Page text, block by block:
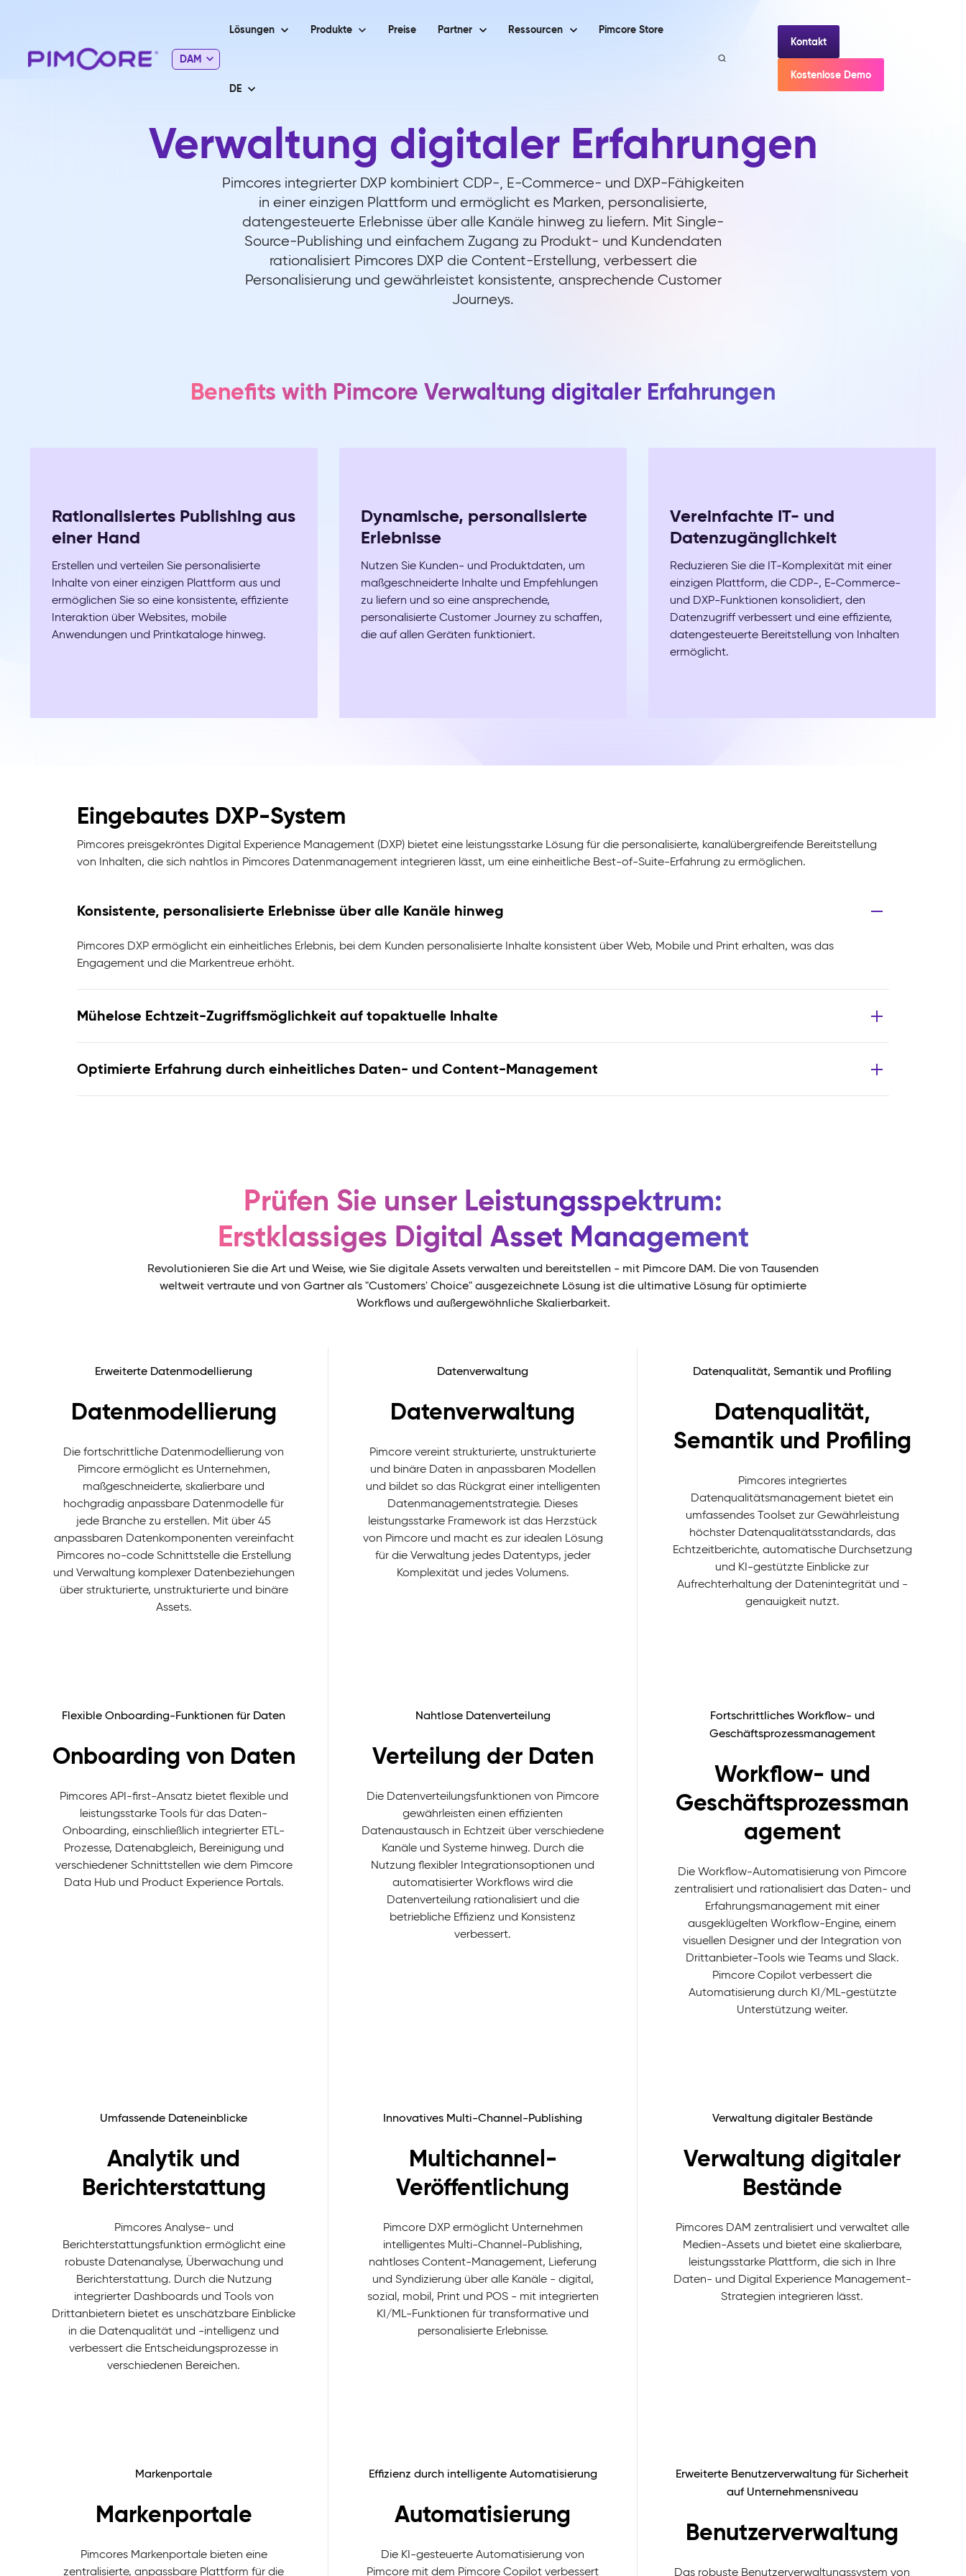
DAM
Lösungen Produkte Preise Partner Ressourcen Pimcore Store
DE
Kontakt
Kostenlose Demo
Verwaltung digitaler Erfahrungen
Pimcores integrierter DXP kombiniert CDP-, E-Commerce- und DXP-Fähigkeiten
in einer einzigen Plattform und ermöglicht es Marken, personalisierte,
datengesteuerte Erlebnisse über alle Kanäle hinweg zu liefern. Mit Single-
Source-Publishing und einfachem Zugang zu Produkt- und Kundendaten
rationalisiert Pimcores DXP die Content-Erstellung, verbessert die
Personalisierung und gewährleistet konsistente, ansprechende Customer
Journeys.
Benefits with Pimcore Verwaltung digitaler Erfahrungen
Rationalisiertes Publishing aus
einer Hand
Erstellen und verteilen Sie personalisierte
Inhalte von einer einzigen Plattform aus und
ermöglichen Sie so eine konsistente, effiziente
Interaktion über Websites, mobile
Anwendungen und Printkataloge hinweg.
Dynamische, personalisierte
Erlebnisse
Nutzen Sie Kunden- und Produktdaten, um
maßgeschneiderte Inhalte und Empfehlungen
zu liefern und so eine ansprechende,
personalisierte Customer Journey zu schaffen,
die auf allen Geräten funktioniert.
Vereinfachte IT- und
Datenzugänglichkeit
Reduzieren Sie die IT-Komplexität mit einer
einzigen Plattform, die CDP-, E-Commerce-
und DXP-Funktionen konsolidiert, den
Datenzugriff verbessert und eine effiziente,
datengesteuerte Bereitstellung von Inhalten
ermöglicht.
Eingebautes DXP-System
Pimcores preisgekröntes Digital Experience Management (DXP) bietet eine leistungsstarke Lösung für die personalisierte, kanalübergreifende Bereitstellung
von Inhalten, die sich nahtlos in Pimcores Datenmanagement integrieren lässt, um eine einheitliche Best-of-Suite-Erfahrung zu ermöglichen.
Konsistente, personalisierte Erlebnisse über alle Kanäle hinweg
Pimcores DXP ermöglicht ein einheitliches Erlebnis, bei dem Kunden personalisierte Inhalte konsistent über Web, Mobile und Print erhalten, was das
Engagement und die Markentreue erhöht.
Mühelose Echtzeit-Zugriffsmöglichkeit auf topaktuelle Inhalte
Optimierte Erfahrung durch einheitliches Daten- und Content-Management
Prüfen Sie unser Leistungsspektrum:
Erstklassiges Digital Asset Management
Revolutionieren Sie die Art und Weise, wie Sie digitale Assets verwalten und bereitstellen - mit Pimcore DAM. Die von Tausenden
weltweit vertraute und von Gartner als "Customers' Choice" ausgezeichnete Lösung ist die ultimative Lösung für optimierte
Workflows und außergewöhnliche Skalierbarkeit.
Erweiterte Datenmodellierung
Datenmodellierung
Die fortschrittliche Datenmodellierung von
Pimcore ermöglicht es Unternehmen,
maßgeschneiderte, skalierbare und
hochgradig anpassbare Datenmodelle für
jede Branche zu erstellen. Mit über 45
anpassbaren Datenkomponenten vereinfacht
Pimcores no-code Schnittstelle die Erstellung
und Verwaltung komplexer Datenbeziehungen
über strukturierte, unstrukturierte und binäre
Assets.
Datenverwaltung
Datenverwaltung
Pimcore vereint strukturierte, unstrukturierte
und binäre Daten in anpassbaren Modellen
und bildet so das Rückgrat einer intelligenten
Datenmanagementstrategie. Dieses
leistungsstarke Framework ist das Herzstück
von Pimcore und macht es zur idealen Lösung
für die Verwaltung jedes Datentyps, jeder
Komplexität und jedes Volumens.
Datenqualität, Semantik und Profiling
Datenqualität,
Semantik und Profiling
Pimcores integriertes
Datenqualitätsmanagement bietet ein
umfassendes Toolset zur Gewährleistung
höchster Datenqualitätsstandards, das
Echtzeitberichte, automatische Durchsetzung
und KI-gestützte Einblicke zur
Aufrechterhaltung der Datenintegrität und -
genauigkeit nutzt.
Flexible Onboarding-Funktionen für Daten
Onboarding von Daten
Pimcores API-first-Ansatz bietet flexible und
leistungsstarke Tools für das Daten-
Onboarding, einschließlich integrierter ETL-
Prozesse, Datenabgleich, Bereinigung und
verschiedener Schnittstellen wie dem Pimcore
Data Hub und Product Experience Portals.
Nahtlose Datenverteilung
Verteilung der Daten
Die Datenverteilungsfunktionen von Pimcore
gewährleisten einen effizienten
Datenaustausch in Echtzeit über verschiedene
Kanäle und Systeme hinweg. Durch die
Nutzung flexibler Integrationsoptionen und
automatisierter Workflows wird die
Datenverteilung rationalisiert und die
betriebliche Effizienz und Konsistenz
verbessert.
Fortschrittliches Workflow- und
Geschäftsprozessmanagement
Workflow- und
Geschäftsprozessman
agement
Die Workflow-Automatisierung von Pimcore
zentralisiert und rationalisiert das Daten- und
Erfahrungsmanagement mit einer
ausgeklügelten Workflow-Engine, einem
visuellen Designer und der Integration von
Drittanbieter-Tools wie Teams und Slack.
Pimcore Copilot verbessert die
Automatisierung durch KI/ML-gestützte
Unterstützung weiter.
Umfassende Dateneinblicke
Analytik und
Berichterstattung
Pimcores Analyse- und
Berichterstattungsfunktion ermöglicht eine
robuste Datenanalyse, Überwachung und
Berichterstattung. Durch die Nutzung
integrierter Dashboards und Tools von
Drittanbietern bietet es unschätzbare Einblicke
in die Datenqualität und -intelligenz und
verbessert die Entscheidungsprozesse in
verschiedenen Bereichen.
Innovatives Multi-Channel-Publishing
Multichannel-
Veröffentlichung
Pimcore DXP ermöglicht Unternehmen
intelligentes Multi-Channel-Publishing,
nahtloses Content-Management, Lieferung
und Syndizierung über alle Kanäle - digital,
sozial, mobil, Print und POS - mit integrierten
KI/ML-Funktionen für transformative und
personalisierte Erlebnisse.
Verwaltung digitaler Bestände
Verwaltung digitaler
Bestände
Pimcores DAM zentralisiert und verwaltet alle
Medien-Assets und bietet eine skalierbare,
leistungsstarke Plattform, die sich in Ihre
Daten- und Digital Experience Management-
Strategien integrieren lässt.
Markenportale
Markenportale
Pimcores Markenportale bieten eine
zentralisierte, anpassbare Plattform für die
Effizienz durch intelligente Automatisierung
Automatisierung
Die KI-gesteuerte Automatisierung von
Pimcore mit dem Pimcore Copilot verbessert
Erweiterte Benutzerverwaltung für Sicherheit
auf Unternehmensniveau
Benutzerverwaltung
Das robuste Benutzerverwaltungssystem von